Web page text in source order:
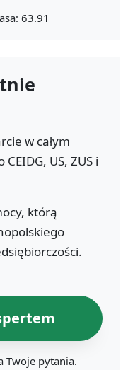
63.91
w całym
US, ZUS i
którą
Twoje pytania.